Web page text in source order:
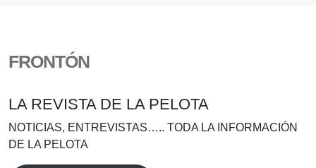
FRONTÓN
LA REVISTA DE LA PELOTA
NOTICIAS, ENTREVISTAS….. TODA LA INFORMACIÓN
DE LA PELOTA